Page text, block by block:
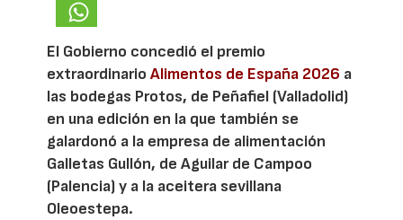
El Gobierno concedió el premio
extraordinarioAlimentos de España 2026 a
las bodegas Protos, de Peñafiel (Valladolid)
en una edición en la que también se
galardonó a la empresa de alimentación
Galletas Gullón, de Aguilar de Campoo
(Palencia) y a la aceitera sevillana
Oleoestepa.